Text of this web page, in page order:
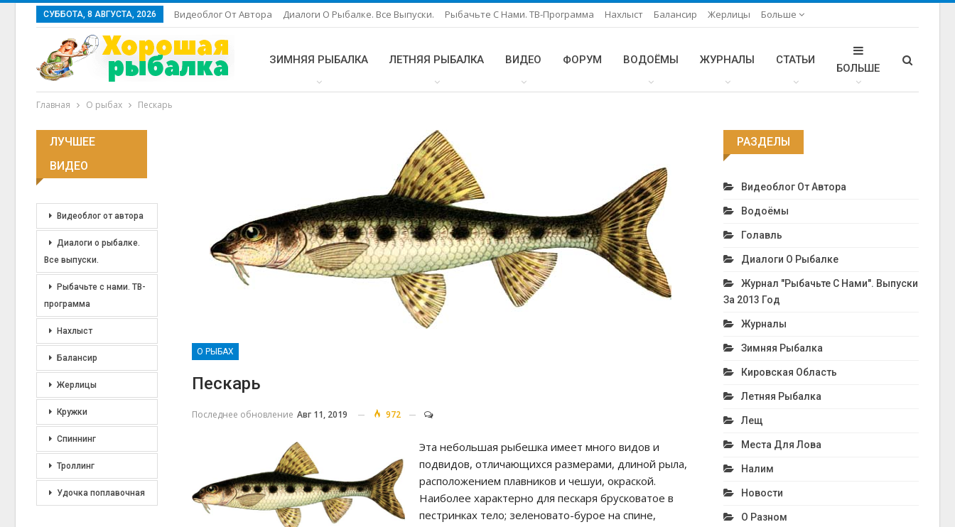
СУББОТА, 8 АВГУСТА, 2026 Видеоблог От Автора Диалоги О Рыбалке. Все Выпуски. Рыбачьте С Нами. ТВ-Программа Нахлыст Балансир Жерлицы Больше
ЗИМНЯЯ РЫБАЛКА ЛЕТНЯЯ РЫБАЛКА ВИДЕО ФОРУМ ВОДОЁМЫ ЖУРНАЛЫ СТАТЬИ
БОЛЬШЕ
Главная О рыбах Пескарь
О РЫБАХ
Пескарь
Последнее обновление Авг 11, 2019 972
Эта небольшая рыбешка имеет много видов и
подвидов, отличающихся размерами, длиной рыла,
расположением плавников и чешуи, окраской.
Наиболее характерно для пескаря брусковатое в
пестринках тело; зеленовато-бурое на спине,
РАЗДЕЛЫ
Видеоблог От Автора
Водоёмы
Голавль
Диалоги О Рыбалке
Журнал "Рыбачьте С Нами". Выпуски
За 2013 Год
Журналы
Зимняя Рыбалка
Кировская Область
Летняя Рыбалка
Лещ
Места Для Лова
Налим
Новости
О Разном
ЛУЧШЕЕ
ВИДЕО
Видеоблог от автора
Диалоги о рыбалке.
Все выпуски.
Рыбачьте с нами. ТВ-
программа
Нахлыст
Балансир
Жерлицы
Кружки
Спиннинг
Троллинг
Удочка поплавочная